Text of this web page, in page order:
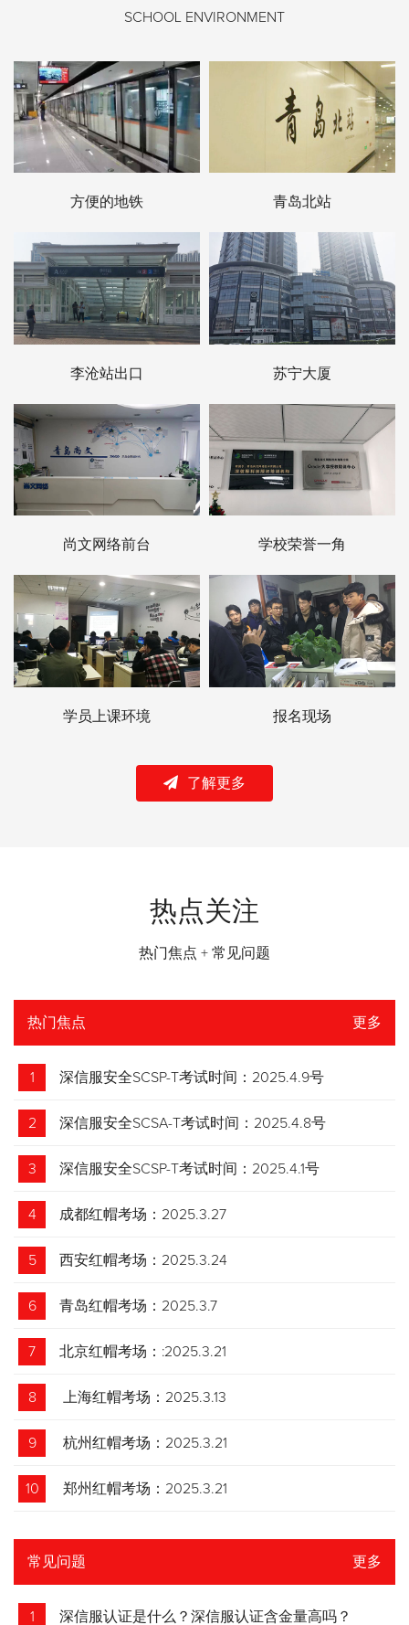
SCHOOL ENVIRONMENT
方便的地铁 青岛北站
李沧站出口 苏宁大厦
尚文网络前台 学校荣誉一角
学员上课环境 报名现场
了解更多
热点关注
热门焦点 + 常见问题
热门焦点 更多
1 深信服安全SCSP-T考试时间：2025.4.9号
2 深信服安全SCSA-T考试时间：2025.4.8号
3 深信服安全SCSP-T考试时间：2025.4.1号
4 成都红帽考场：2025.3.27
5 西安红帽考场：2025.3.24
6 青岛红帽考场：2025.3.7
7 北京红帽考场：:2025.3.21
8 上海红帽考场：2025.3.13
9 杭州红帽考场：2025.3.21
10 郑州红帽考场：2025.3.21
常见问题 更多
1 深信服认证是什么？深信服认证含金量高吗？